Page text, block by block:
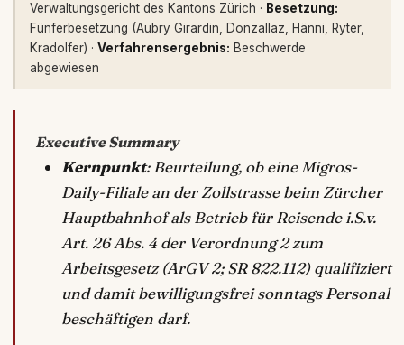
Verwaltungsgericht des Kantons Zürich · Besetzung:
Fünferbesetzung (Aubry Girardin, Donzallaz, Hänni, Ryter,
Kradolfer) · Verfahrensergebnis: Beschwerde
abgewiesen
Executive Summary
Kernpunkt: Beurteilung, ob eine Migros-
Daily-Filiale an der Zollstrasse beim Zürcher
Hauptbahnhof als Betrieb für Reisende i.S.v.
Art. 26 Abs. 4 der Verordnung 2 zum
Arbeitsgesetz (ArGV 2; SR 822.112) qualifiziert
und damit bewilligungsfrei sonntags Personal
beschäftigen darf.